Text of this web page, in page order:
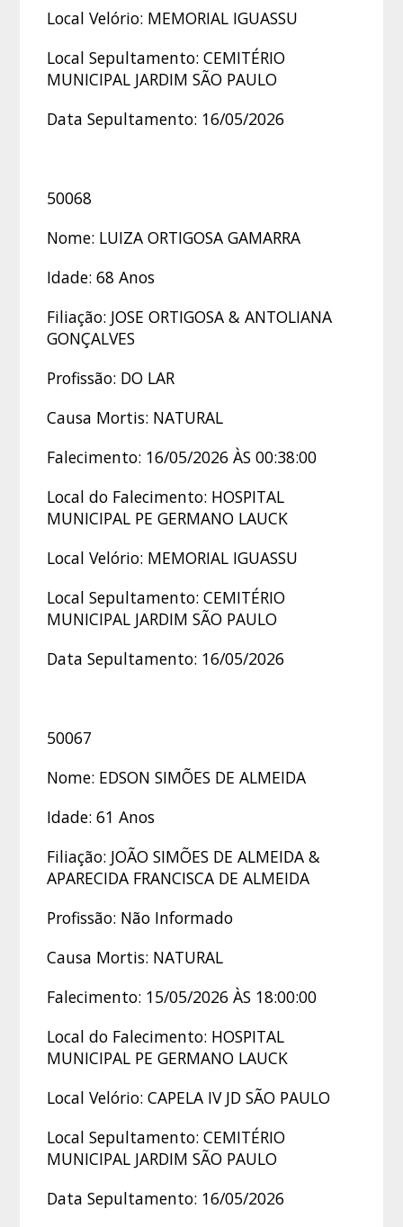
Local Velório: MEMORIAL IGUASSU
Local Sepultamento: CEMITÉRIO
MUNICIPAL JARDIM SÃO PAULO
Data Sepultamento: 16/05/2026
50068
Nome: LUIZA ORTIGOSA GAMARRA
Idade: 68 Anos
Filiação: JOSE ORTIGOSA & ANTOLIANA
GONÇALVES
Profissão: DO LAR
Causa Mortis: NATURAL
Falecimento: 16/05/2026 ÀS 00:38:00
Local do Falecimento: HOSPITAL
MUNICIPAL PE GERMANO LAUCK
Local Velório: MEMORIAL IGUASSU
Local Sepultamento: CEMITÉRIO
MUNICIPAL JARDIM SÃO PAULO
Data Sepultamento: 16/05/2026
50067
Nome: EDSON SIMÕES DE ALMEIDA
Idade: 61 Anos
Filiação: JOÃO SIMÕES DE ALMEIDA &
APARECIDA FRANCISCA DE ALMEIDA
Profissão: Não Informado
Causa Mortis: NATURAL
Falecimento: 15/05/2026 ÀS 18:00:00
Local do Falecimento: HOSPITAL
MUNICIPAL PE GERMANO LAUCK
Local Velório: CAPELA IV JD SÃO PAULO
Local Sepultamento: CEMITÉRIO
MUNICIPAL JARDIM SÃO PAULO
Data Sepultamento: 16/05/2026